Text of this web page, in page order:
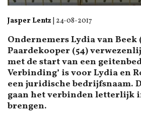
Jasper Lentz 24-08-2017
Ondernemers Lydia van Beek
Paardekooper (54)
met de start van een
Verbinding’ is voor Lydia en
een juridische bedrijfsnaam.
gaan het verbinden letterlijk
brengen.